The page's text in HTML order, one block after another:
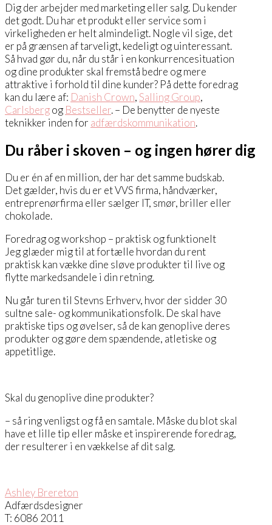
Dig der arbejder med marketing eller salg. Du kender
det godt. Du har et produkt eller service som i
virkeligheden er helt almindeligt. Nogle vil sige, det
er på grænsen af tarveligt, kedeligt og uinteressant.
Så hvad gør du, når du står i en konkurrencesituation
og dine produkter skal fremstå bedre og mere
attraktive i forhold til dine kunder? På dette foredrag
kan du lære af: Danish Crown,Salling Group,
Carlsbergog Bestseller. – De benytter de nyeste
teknikker inden for adfærdskommunikation.
Du råber i skoven – og ingen hører dig
Du er én af en million, der har det samme budskab.
Det gælder, hvis du er et VVS firma, håndværker,
entreprenørfirma eller sælger IT, smør, briller eller
chokolade.
Foredrag og workshop – praktisk og funktionelt
Jeg glæder mig til at fortælle hvordan du rent
praktisk kan vække dine sløve produkter til live og
flytte markedsandele i din retning.
Nu går turen til Stevns Erhverv, hvor der sidder 30
sultne sale- og kommunikationsfolk. De skal have
praktiske tips og øvelser, så de kan genoplive deres
produkter og gøre dem spændende, atletiske og
appetitlige.
Skal du genoplive dine produkter?
– så ring venligst og få en samtale. Måske du blot skal
have et lille tip eller måske et inspirerende foredrag,
der resulterer i en vækkelse af dit salg.
Ashley Brereton
Adfærdsdesigner
T: 6086 2011